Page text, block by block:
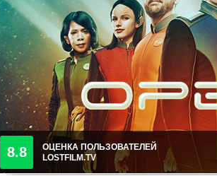
8.8
ОЦЕНКА ПОЛЬЗОВАТЕЛЕЙ
LOSTFILM.TV